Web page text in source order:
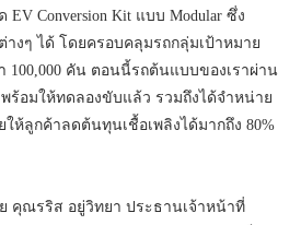
Conversion Kit แบบ Modular ซึ่ง
งๆ ได้ โดยครอบคลุมรถกลุ่มเป้าหมาย
100,000 คัน ตอนนี้รถต้นแบบของเราผ่าน
ร้อมให้ทดลองขับแล้ว รวมถึงได้จำหน่าย
ห้ลูกค้าลดต้นทุนเชื้อเพลิงได้มากถึง 80%
คุณรริส อยู่วิทยา ประธานเจ้าหน้าที่